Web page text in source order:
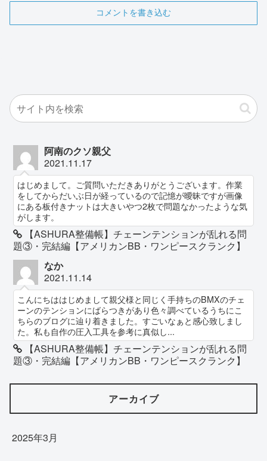
コメントを書き込む
阿南のクソ親父
2021.11.17
はじめまして。ご質問いただきありがとうございます。作業
をしてからだいぶ日が経っているので記憶が曖昧ですが画像
にある板付きナットは大きいやつ2枚で問題なかったような気
がします。
【ASHURA整備帳】チェーンテンションが乱れる問
題③・完結編【アメリカンBB・ワンピースクランク】
なか
2021.11.14
こんにちははじめまして親父様と同じく手持ちのBMXのチェ
ーンのテンションにばらつきがあり色々調べているうちにこ
ちらのブログに辿り着きました。すごいなぁと感心致しまし
た。私も自作の圧入工具を参考に真似し...
【ASHURA整備帳】チェーンテンションが乱れる問
題③・完結編【アメリカンBB・ワンピースクランク】
アーカイブ
2025年3月